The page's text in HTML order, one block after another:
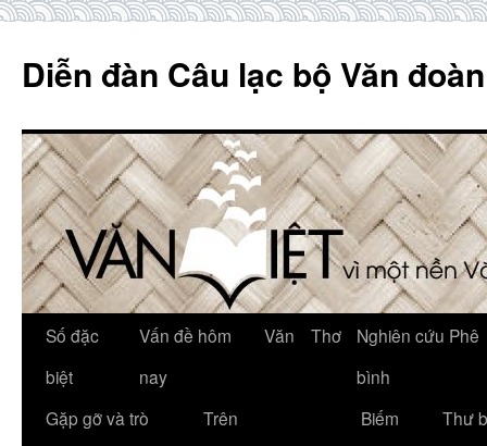
content
Diễn đàn Câu lạc bộ Văn
Số đặc
biệt
Vấn đề hôm
nay
Văn Thơ
Nghiên cứu Phê
bình
Gặp gỡ và trò
Trên
Biếm
Thư